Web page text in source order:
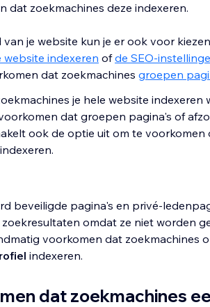
dat zoekmachines deze indexeren.
je website kun je er ook voor
website indexeren ofde SEO-
dat zoekmachines groepen
je hele website indexeren
dat groepen pagina's of
ook de optie uit om te voorkomen
beveiligde pagina's en privé-
omdat ze niet worden
voorkomen dat zoekmachines
indexeren.
dat zoekmachines